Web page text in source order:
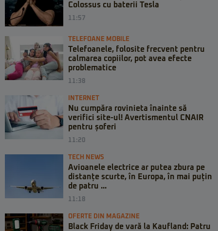
Colossus cu baterii Tesla
11:57
TELEFOANE MOBILE
Telefoanele, folosite frecvent pentru
calmarea copiilor, pot avea efecte
problematice
11:38
INTERNET
Nu cumpăra rovinieta înainte să
verifici site-ul! Avertismentul CNAIR
pentru șoferi
11:20
TECH NEWS
Avioanele electrice ar putea zbura pe
distanțe scurte, în Europa, în mai puțin
de patru ...
11:18
OFERTE DIN MAGAZINE
Black Friday de vară la Kaufland: Patru